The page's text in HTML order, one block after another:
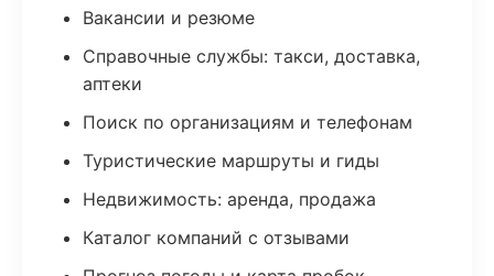
Вакансии и резюме
Справочные службы: такси, доставка,
аптеки
Поиск по организациям и телефонам
Туристические маршруты и гиды
Недвижимость: аренда, продажа
Каталог компаний с отзывами